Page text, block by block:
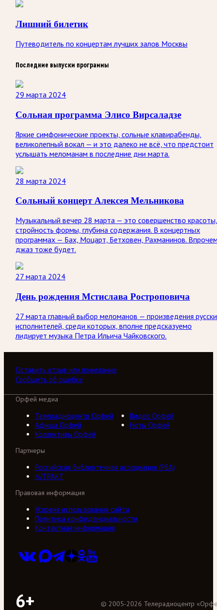
Лишний билетик
Путеводитель по концертам лучших залов Москвы
Последние выпуски программы
29 марта 2024
Сольная программа Элисо Вирсаладзе
Яркие симфонические проекты, сольные клавирабенды,
великолепный вокал — и это далеко не всё, что предстоит
услышать меломанам в последние дни марта.
28 марта 2024
Сольный концерт Алексея Мельникова
Музыкальный вечер 28 марта — это совершенство красоты,
стройность формы, глубина содержания. В концертных
программах — Бах, Моцарт, Бетховен, Рахманинов.
джаз тоже будет.
27 марта 2024
День рождения Мстислава Ростроповича
27 марта главный выбор меломанов — произведения
исполнителей, среди которых, вполне предсказуемо
лидирует музыка Петра Ильича Чайковского.
Оставить отзыв или пожелание
Сообщить об ошибке
Орфей медиа
Телерадиоцентр Орфей
Видео Орфей
Афиша Орфей
Ноты Орфей
Коллективы Орфей
Партнеры
Российская библиотечная ассоциация (РБА)
///ТРАКТ
Правовая информация
Условия использования сайта
Политика конфиденциальности
Контактная информация
6+ © 2005-2026 Телерадиоцентр